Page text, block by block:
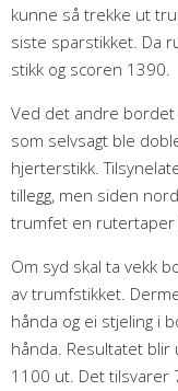
kunne så trekke ut
siste sparstikket. Da
stikk og scoren 1390.
Ved det andre
som selvsagt ble
hjerterstikk.
tillegg, men siden
trumfet en rutertaper
Om syd skal ta vekk
av trumfstikket.
hånda og ei stjeling i
hånda. Resultatet
1100 ut. Det tilsvarer